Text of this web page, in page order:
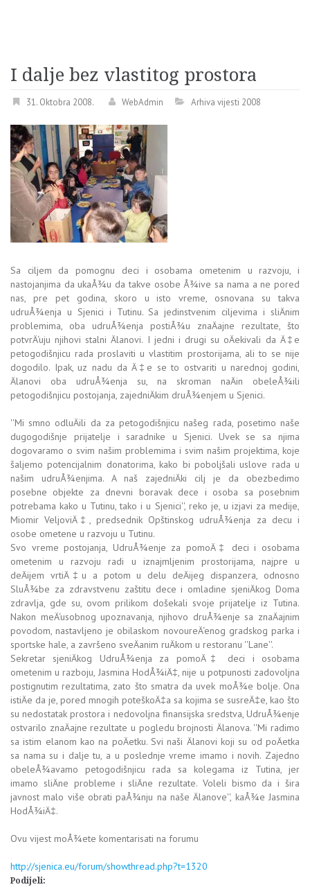
I dalje bez vlastitog prostora
31. Oktobra 2008. WebAdmin Arhiva vijesti 2008
Sa ciljem da pomognu deci i osobama ometenim u razvoju, i
nastojanjima da ukaÅ¾u da takve osobe Å¾ive sa nama a ne pored
nas, pre pet godina, skoro u isto vreme, osnovana su takva
udruÅ¾enja u Sjenici i Tutinu. Sa jedinstvenim ciljevima i sliÄnim
problemima, oba udruÅ¾enja postiÅ¾u znaÄajne rezultate, što
potvrÄ‘uju njihovi stalni Älanovi. I jedni i drugi su oÄekivali da Ä‡e
petogodišnjicu rada proslaviti u vlastitim prostorijama, ali to se nije
dogodilo. Ipak, uz nadu da Ä‡e se to ostvariti u narednoj godini,
Älanovi oba udruÅ¾enja su, na skroman naÄin obeleÅ¾ili
petogodišnjicu postojanja, zajedniÄkim druÅ¾enjem u Sjenici.
''Mi smno odluÄili da za petogodišnjicu našeg rada, posetimo naše
dugogodišnje prijatelje i saradnike u Sjenici. Uvek se sa njima
dogovaramo o svim našim problemima i svim našim projektima, koje
šaljemo potencijalnim donatorima, kako bi poboljšali uslove rada u
našim udruÅ¾enjima. A naš zajedniÄki cilj je da obezbedimo
posebne objekte za dnevni boravak dece i osoba sa posebnim
potrebama kako u Tutinu, tako i u Sjenici'', reko je, u izjavi za medije,
Miomir VeljoviÄ‡, predsednik Opštinskog udruÅ¾enja za decu i
osobe ometene u razvoju u Tutinu.
Svo vreme postojanja, UdruÅ¾enje za pomoÄ‡ deci i osobama
ometenim u razvoju radi u iznajmljenim prostorijama, najpre u
deÄijem vrtiÄ‡u a potom u delu deÄijeg dispanzera, odnosno
SluÅ¾be za zdravstvenu zaštitu dece i omladine sjeniÄkog Doma
zdravlja, gde su, ovom prilikom došekali svoje prijatelje iz Tutina.
Nakon meÄ‘usobnog upoznavanja, njihovo druÅ¾enje sa znaÄajnim
povodom, nastavljeno je obilaskom novoureÄ‘enog gradskog parka i
sportske hale, a završeno sveÄanim ruÄkom u restoranu ''Lane''.
Sekretar sjeniÄkog UdruÅ¾enja za pomoÄ‡ deci i osobama
ometenim u razboju, Jasmina HodÅ¾iÄ‡, nije u potpunosti zadovoljna
postignutim rezultatima, zato što smatra da uvek moÅ¾e bolje. Ona
istiÄe da je, pored mnogih poteškoÄ‡a sa kojima se susreÄ‡e, kao što
su nedostatak prostora i nedovoljna finansijska sredstva, UdruÅ¾enje
ostvarilo znaÄajne rezultate u pogledu brojnosti Älanova. ''Mi radimo
sa istim elanom kao na poÄetku. Svi naši Älanovi koji su od poÄetka
sa nama su i dalje tu, a u poslednje vreme imamo i novih. Zajedno
obeleÅ¾avamo petogodišnjicu rada sa kolegama iz Tutina, jer
imamo sliÄne probleme i sliÄne rezultate. Voleli bismo da i šira
javnost malo više obrati paÅ¾nju na naše Älanove'', kaÅ¾e Jasmina
HodÅ¾iÄ‡.
Ovu vijest moÅ¾ete komentarisati na forumu
http://sjenica.eu/forum/showthread.php?t=1320
Podijeli: